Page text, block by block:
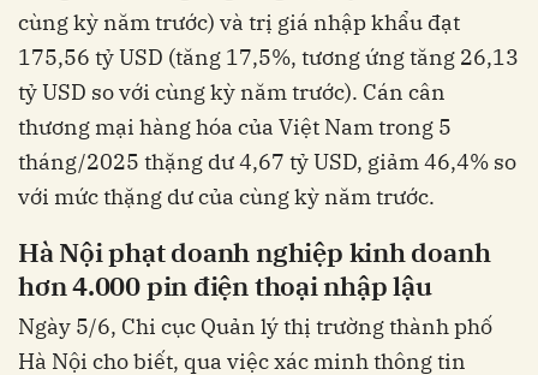
cùng kỳ năm trước) và trị giá nhập khẩu đạt
175,56 tỷ USD (tăng 17,5%, tương ứng tăng 26,13
tỷ USD so với cùng kỳ năm trước). Cán cân
thương mại hàng hóa của Việt Nam trong 5
tháng/2025 thặng dư 4,67 tỷ USD, giảm 46,4% so
với mức thặng dư của cùng kỳ năm trước.
Hà Nội phạt doanh nghiệp kinh doanh
hơn 4.000 pin điện thoại nhập lậu
Ngày 5/6, Chi cục Quản lý thị trường thành phố
Hà Nội cho biết, qua việc xác minh thông tin